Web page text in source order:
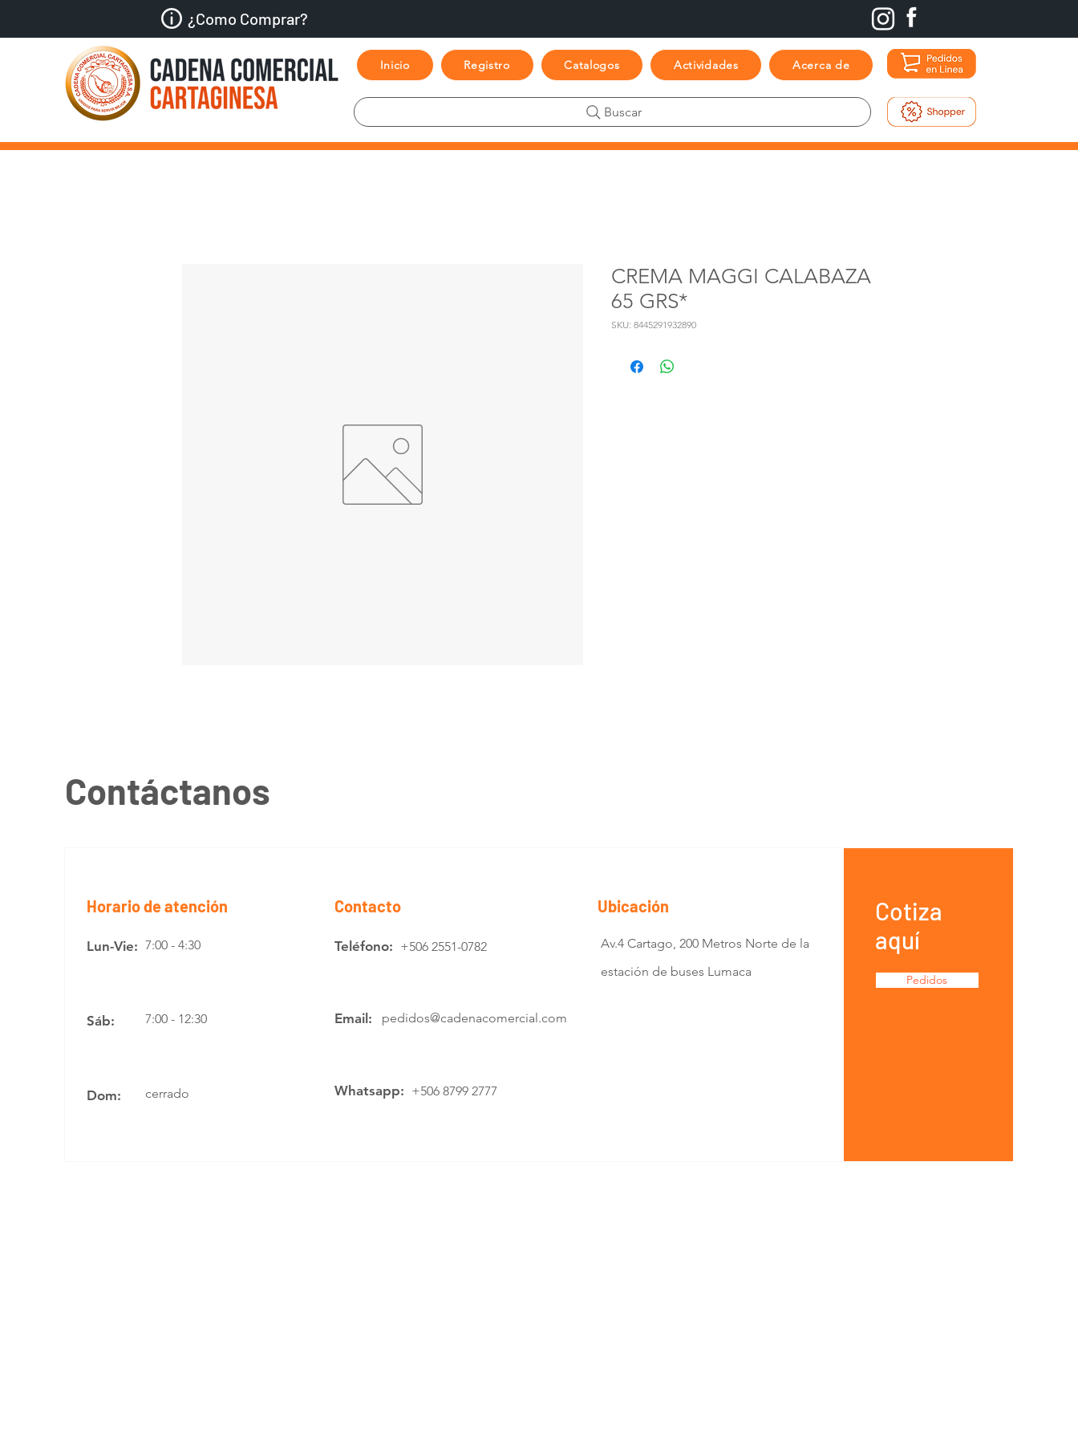
¿Como Comprar?
Inicio Registro Catalogos Actividades Acerca de
Buscar
CREMA MAGGI CALABAZA
65 GRS*
SKU: 8445291932890
Contáctanos
Horario de atención
Lun-Vie: 7:00 - 4:30
Sáb: 7:00 - 12:30
Dom: cerrado
Contacto
Teléfono: +506 2551-0782
Email: pedidos@cadenacomercial.com
Whatsapp: +506 8799 2777
Ubicación
Av.4 Cartago, 200 Metros Norte de la
estación de buses Lumaca
Cotiza
aquí
Pedidos